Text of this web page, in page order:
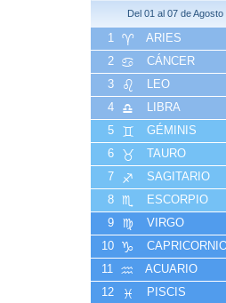
Del 01 al 07 de Agosto
1
ARIES
2
CÁNCER
3
LEO
4
LIBRA
5
GÉMINIS
6
TAURO
7
SAGITARIO
8
ESCORPIO
9
VIRGO
10
11
ACUARIO
12
PISCIS